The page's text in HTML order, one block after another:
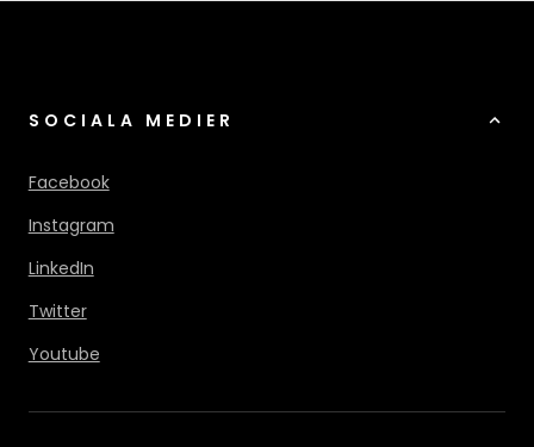
SOCIALA MEDIER
Facebook
Instagram
LinkedIn
Twitter
Youtube